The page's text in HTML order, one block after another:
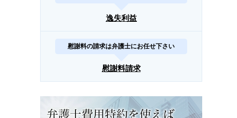
逸失利益
慰謝料の請求は弁護士にお任せ下さい
慰謝料請求